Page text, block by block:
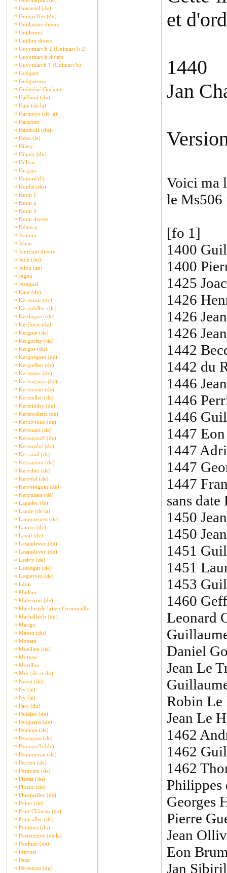
¤ Guicastel (de)
¤ Guilguiffin (du)
¤ Guillaume divers
¤ Guillemot
¤ Guillou divers
¤ Guyomarc'h 2 (Guimarc'h 2)
¤ Guyomarc'h divers
¤ Guyomarch 1 (Guimarc'h)
¤ Guégant
¤ Guéguenou
¤ Guéméné-Guégant
¤ Haffond (du)
¤ Haie (de la)
¤ Harmoye (de la)
¤ Harscoet
¤ Hautbois (du)
¤ Heuc (le)
¤ Hilary
¤ Hilguy (du)
¤ Hillion
¤ Hirgarz
¤ Honoré (l')
¤ Houlle (du)
¤ Huon 1
¤ Huon 2
¤ Huon 3
¤ Huon divers
¤ Hémery
¤ Jeannin
¤ Jehan
¤ Jourdain divers
¤ Juch (du)
¤ Julou (an)
¤ Jégou
¤ Jézéquel
¤ Kaer (de)
¤ Keranrais (de)
¤ Kerardellec (de)
¤ Kerdegace (de)
¤ Kerfloux (de)
¤ Kergoet (de)
¤ Kergorlay (de)
¤ Kergos (du)
¤ Kerguégant (de)
¤ Kerguélen (de)
¤ Kerlazrec (de)
¤ Kerloaguen (de)
¤ Kermauan (de)
¤ Kermellec (de)
¤ Kerminihy (de)
¤ Kermodiern (de)
¤ Kernivinen (de)
¤ Kerouant (de)
¤ Kerourcuff (de)
¤ Kerouzéré (de)
¤ Kerraoul (de)
¤ Kersauzon (de)
¤ Kerviher (de)
¤ Kervéol (de)
¤ Kervéréguin (de)
¤ Kerynisan (de)
¤ Lagadec (le)
¤ Lande (de la)
¤ Langueouez (de)
¤ Lanros (de)
¤ Laval (de)
¤ Lesaudevez (de)
¤ Lesaudevez (de)
¤ Lesivy (de)
¤ Lesongar (de)
¤ Lespervez (de)
¤ Léon
¤ Madeuc
¤ Malestroit (de)
¤ Marche (de la) en Cornouaille
¤ Marhallac'h (du)
¤ Marigo
¤ Menez (du)
¤ Moeam
¤ Moellien (de)
¤ Moreau
¤ Morillon
¤ Mur (de et du)
¤ Nevet (de)
¤ Ny (le)
¤ Ny (le)
¤ Parc (du)
¤ Penalen (de)
¤ Penguern (de)
¤ Penhoet (de)
¤ Penisquin (de)
¤ Penmarc'h (de)
¤ Penmorvan (de)
¤ Perrien (de)
¤ Pestivien (de)
¤ Plessis (du)
¤ Ploeuc (de)
¤ Plusquellec (de)
¤ Poher (de)
¤ Pont-Château (de)
¤ Pontcallec (de)
¤ Ponthou (du)
¤ Porteneuve (de la)
¤ Poulmic (de)
¤ Prévost
¤ Péan
¤ Pérennou (du)
et
1440
Jan
Voici ma
le Ms506
[fo 1]
1400
1400
1425
1426
1426
1426
1442
1442 du
1446
1446
1446
1447
1447
1447
1447
sans
1450
1450
1451
1451
1453
1460
Leonard
Daniel
Jean Le
Robin Le
Jean Le
1462
1462
1462
Philippes
Georges
Pierre
Jean
Eon
Jan